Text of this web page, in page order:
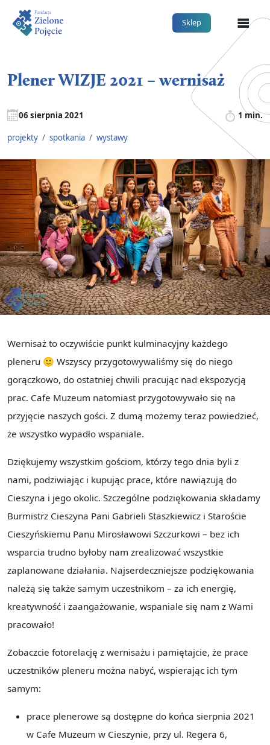
Sklep
Plener WIZJE 2021 – wernisaż
06 sierpnia 2021 1 min.
projekty / spotkania / wystawy
Wernisaż to oczywiście punkt kulminacyjny każdego
pleneru 🙂 Wszyscy przygotowywaliśmy się do niego
gorączkowo, do ostatniej chwili pracując nad ekspozycją
prac. Cafe Muzeum natomiast przygotowywało się na
przyjęcie naszych gości. Z dumą możemy teraz powiedzieć,
że wszystko wypadło wspaniale.
Dziękujemy wszystkim gościom, którzy tego dnia byli z
nami, podziwiając i kupując prace, które nawiązują do
Cieszyna i jego okolic. Szczególne podziękowania składamy
Burmistrz Cieszyna Pani Gabrieli Staszkiewicz i Staroście
Cieszyńskiemu Panu Mirosławowi Szczurkowi – bez ich
wsparcia trudno byłoby nam zrealizować wszystkie
zaplanowane działania. Najserdeczniejsze podziękowania
należą się także samym uczestnikom – za ich energię,
kreatywność i zaangażowanie, wspaniale się nam z Wami
pracowało!
Zobaczcie fotorelację z wernisażu i pamiętajcie, że prace
uczestników pleneru można nabyć, wspierając ich tym
samym:
prace plenerowe są dostępne do końca sierpnia 2021
w Cafe Muzeum w Cieszynie, przy ul. Regera 6,